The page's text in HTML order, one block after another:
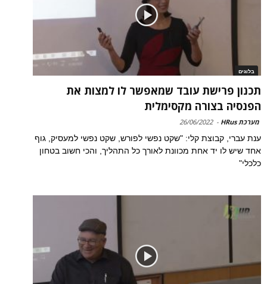
בלוגים
תכנון פרישת עובד שמאפשר לו למצות את
הפנסיה בצורה מקסימלית
מערכת HRus -
26/06/2022
ענת עברי, קבוצת קלי: "שקט נפשי לפורש, שקט נפשי למעסיק, גוף
אחד שיש לו יד אחת מכוונת לאורך כל התהליך, והכי חשוב בטחון
כלכלי"